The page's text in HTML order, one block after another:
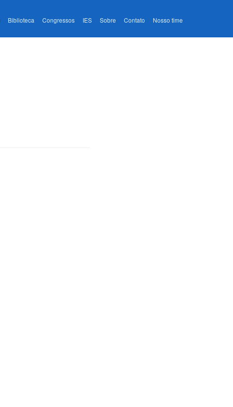
Biblioteca Congressos IES Sobre Contato Nosso time